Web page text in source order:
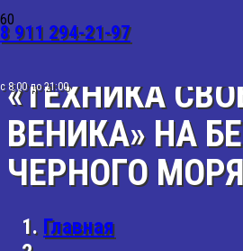
8 911 294-21-97
с 8:00 до 21:00
БАЗОВЫЙ
«ТЕХНИКА
ВЕНИКА» НА
ЧЕРНОГО
Главная